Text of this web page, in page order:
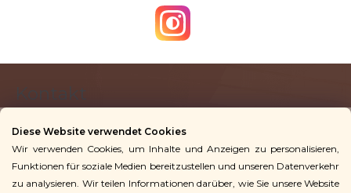
Diese Website verwendet Cookies
Wir verwenden Cookies, um Inhalte und Anzeigen zu personalisieren,
Funktionen für soziale Medien bereitzustellen und unseren Datenverkehr
zu analysieren. Wir teilen Informationen darüber, wie Sie unsere Website
ß
Kontakt
info@vingoshop.de
+49 781 9563 3016